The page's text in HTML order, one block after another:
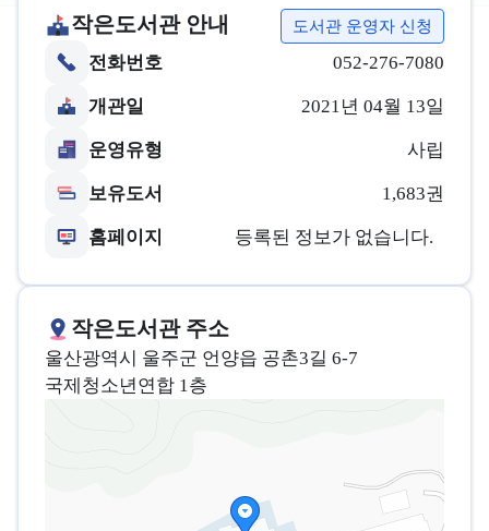
작은도서관 안내 도서관 운영자 신청
전화번호 052-276-7080
개관일 2021년 04월 13일
운영유형 사립
보유도서 1,683권
홈페이지 등록된 정보가 없습니다.
작은도서관 주소
울산광역시 울주군 언양읍 공촌3길 6-7
국제청소년연합 1층